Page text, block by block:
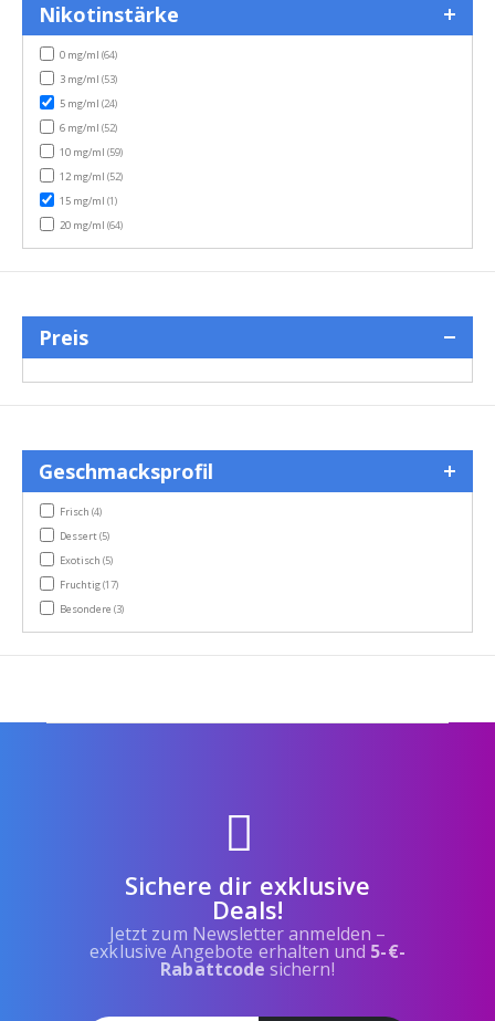
Nikotinstärke
0 mg/ml(64)items
3 mg/ml(53)items
5 mg/ml(24)items
6 mg/ml(52)items
10 mg/ml(59)items
12 mg/ml(52)items
15 mg/ml(1)item
20 mg/ml(64)items
Preis
Geschmacksprofil
Frisch(4)items
Dessert(5)items
Exotisch(5)items
Fruchtig(17)items
Besondere(3)items
Sichere dir exklusive
Deals!
Jetzt zum Newsletter anmelden –
exklusive Angebote erhalten und 5-€-
Rabattcode sichern!